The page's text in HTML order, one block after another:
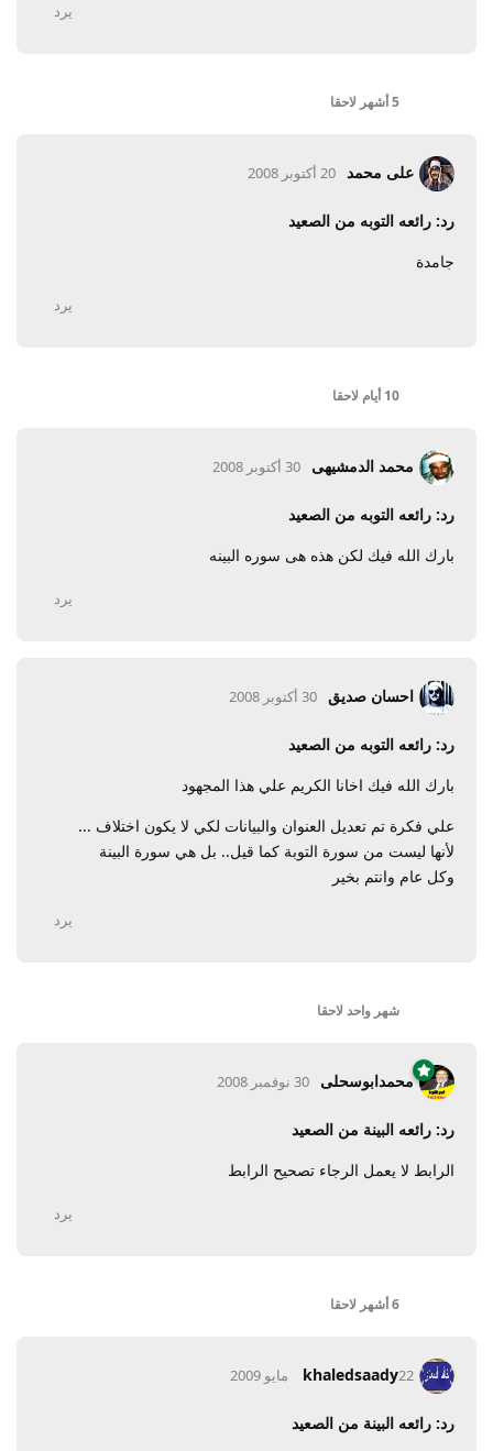
يرد
5 أشهر لاحقا
على محمد 20 أكتوبر 2008
رد: رائعه التوبه من الصعيد
جامدة
يرد
10 أيام لاحقا
محمد الدمشيهى 30 أكتوبر 2008
رد: رائعه التوبه من الصعيد
بارك الله فيك لكن هذه هى سوره البينه
يرد
احسان صديق 30 أكتوبر 2008
رد: رائعه التوبه من الصعيد
بارك الله فيك اخانا الكريم علي هذا المجهود
علي فكرة تم تعديل العنوان والبيانات لكي لا يكون اختلاف ...
لأنها ليست من سورة التوبة كما قيل.. بل هي سورة البينة
وكل عام وانتم بخير
يرد
شهر واحد لاحقا
محمدابوسحلى 30 نوفمبر 2008
رد: رائعه البينة من الصعيد
الرابط لا يعمل الرجاء تصحيح الرابط
يرد
6 أشهر لاحقا
khaledsaady22 مايو 2009
رد: رائعه البينة من الصعيد